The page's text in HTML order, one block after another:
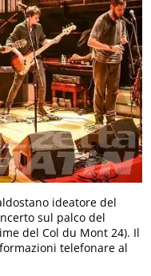
ideatore del
sul palco del
del Col du Mont 24). Il
telefonare al